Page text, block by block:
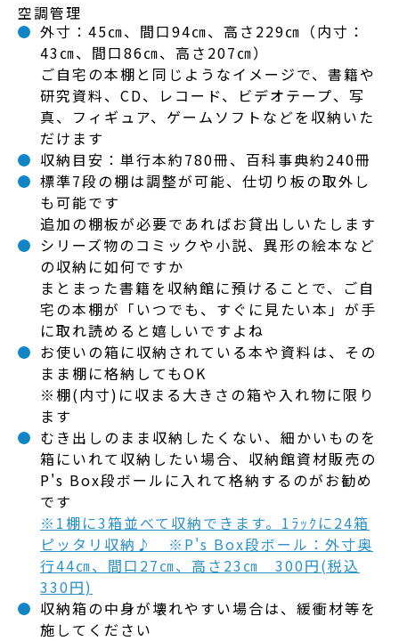
空調管理
外寸：45㎝、間口94㎝、高さ229㎝（内寸：
43㎝、間口86㎝、高さ207㎝）
ご自宅の本棚と同じようなイメージで、書籍や
研究資料、CD、レコード、ビデオテープ、写
真、フィギュア、ゲームソフトなどを収納いた
だけます
収納目安：単行本約780冊、百科事典約240冊
標準7段の棚は調整が可能、仕切り板の取外し
も可能です
追加の棚板が必要であればお貸出しいたします
シリーズ物のコミックや小説、異形の絵本など
の収納に如何ですか
まとまった書籍を収納館に預けることで、ご自
宅の本棚が「いつでも、すぐに見たい本」が手
に取れ読めると嬉しいですよね
お使いの箱に収納されている本や資料は、その
まま棚に格納してもOK
※棚(内寸)に収まる大きさの箱や入れ物に限り
ます
むき出しのまま収納したくない、細かいものを
箱にいれて収納したい場合、収納館資材販売の
P's Box段ボールに入れて格納するのがお勧め
です
※1棚に3箱並べて収納できます。1ﾗｯｸに24箱
ピッタリ収納♪ ※P's Box段ボール：外寸奥
行44㎝、間口27㎝、高さ23㎝ 300円(税込
330円)
収納箱の中身が壊れやすい場合は、緩衝材等を
施してください